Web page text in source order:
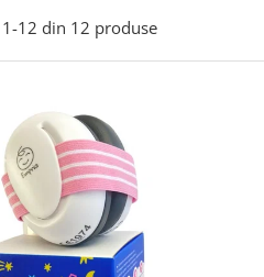
1-12 din 12 produse